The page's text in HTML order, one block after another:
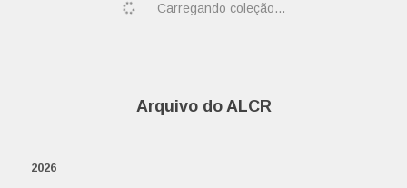
Carregando coleção...
Arquivo do ALCR
2026